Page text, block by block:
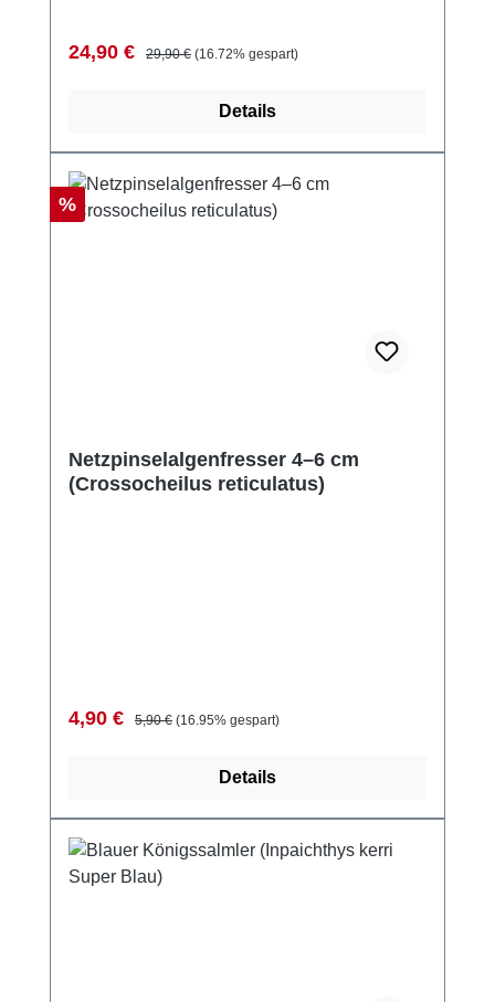
Verkaufspreis:
24,90 € Regulärer Preis:
29,90 € (16.72% gespart)
Details
Rabatt
%
Netzpinselalgenfresser 4–6 cm
(Crossocheilus reticulatus)
Verkaufspreis:
4,90 € Regulärer Preis:
5,90 € (16.95% gespart)
Details